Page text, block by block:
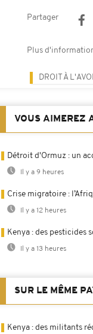
Partager
Plus
DROIT À
VOUS AIMEREZ
Détroit d'Ormuz : un
Il y a 9 heures
Crise migratoire :
Il y a 12 heures
Kenya : des pesticides
Il y a 13 heures
SUR LE MÊME
Kenya : des militants